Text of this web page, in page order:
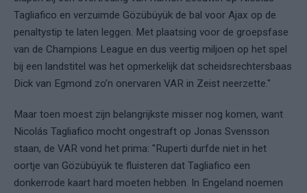
Tagliafico en verzuimde Gözübüyük de bal voor Ajax op de
penaltystip te laten leggen. Met plaatsing voor de groepsfase
van de Champions League en dus veertig miljoen op het spel
bij een landstitel was het opmerkelijk dat scheidsrechtersbaas
Dick van Egmond zo’n onervaren VAR in Zeist neerzette."
Maar toen moest zijn belangrijkste misser nog komen, want
Nicolás Tagliafico mocht ongestraft op Jonas Svensson
staan, de VAR vond het prima: "Ruperti durfde niet in het
oortje van Gözübüyük te fluisteren dat Tagliafico een
donkerrode kaart hard moeten hebben. In Engeland noemen